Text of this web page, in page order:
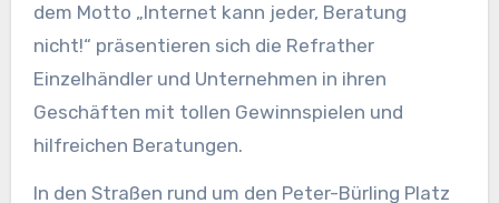
dem Motto „Internet kann jeder, Beratung
nicht!“ präsentieren sich die Refrather
Einzelhändler und Unternehmen in ihren
Geschäften mit tollen Gewinnspielen und
hilfreichen Beratungen.
In den Straßen rund um den Peter-Bürling Platz